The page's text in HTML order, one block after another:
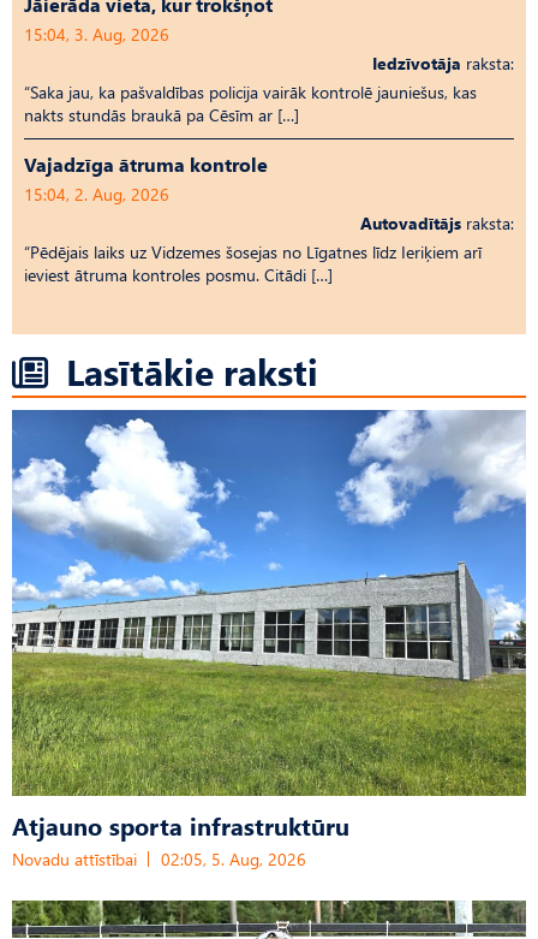
15:04, 3. Aug, 2026
Iedzīvotāja raksta:
“Saka jau, ka pašvaldības policija vairāk kontrolē jauniešus, kas
nakts stundās braukā pa Cēsīm ar […]
Vajadzīga ātruma kontrole
15:04, 2. Aug, 2026
Autovadītājs raksta:
“Pēdējais laiks uz Vid­ze­mes šosejas no Līgatnes līdz Ieriķiem arī
ieviest ātruma kontroles posmu. Citādi […]
Lasītākie raksti
Atjauno sporta infrastruktūru
Novadu attīstībai 02:05, 5. Aug, 2026